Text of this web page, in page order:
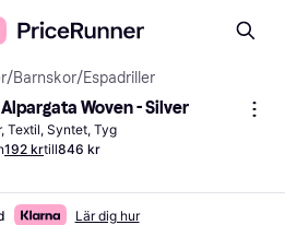
/Barnskor/Espadriller
Woven - Silver
Textil, Syntet, Tyg
192 krtill846 kr
Lär dig hur